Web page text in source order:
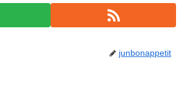
junbonappetit